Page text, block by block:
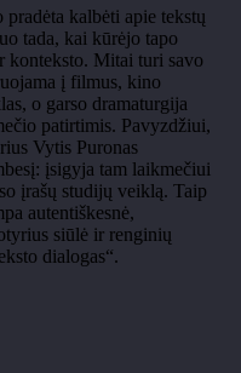
kalbėti apie tekstų
tada, kai kūrėjo tapo
konteksto. Mitai turi savo
į filmus, kino
o garso dramaturgija
patirtimis. Pavyzdžiui,
Vytis Puronas
įsigyja tam laikmečiui
įrašų studijų veiklą. Taip
autentiškesnė,
siūlė ir renginių
dialogas“.